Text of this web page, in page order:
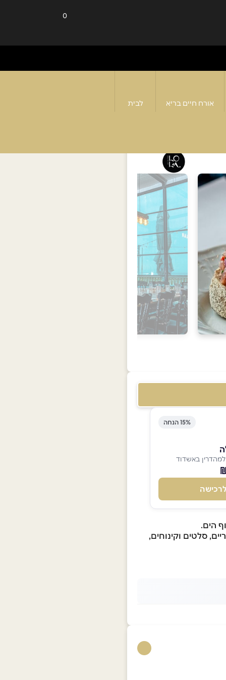
0
אורח חיים בריא לבית
15% הנחה
באשדוד
לרכישה
סלטים וקינוחים,